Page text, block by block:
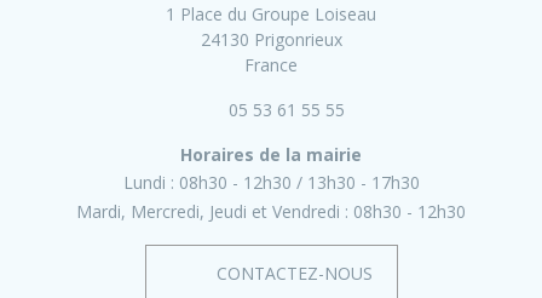
1 Place du Groupe Loiseau
24130 Prigonrieux
France
05 53 61 55 55
Horaires de la mairie
Lundi : 08h30 - 12h30
13h30 - 17h30
Mardi, Mercredi, Jeudi et Vendredi : 08h30 - 12h30
CONTACTEZ-NOUS